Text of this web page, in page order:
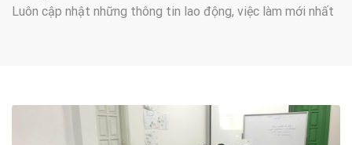
Luôn cập nhật những thông tin lao động, việc làm mới nhất